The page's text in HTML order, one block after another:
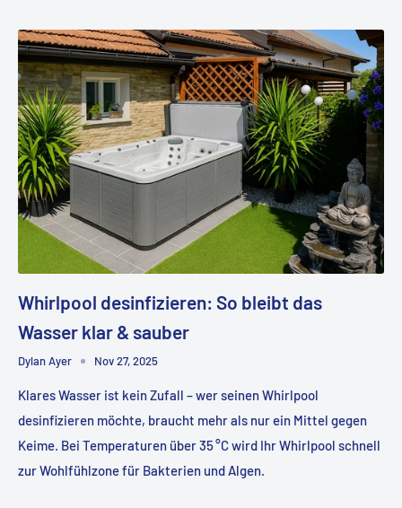
Whirlpool desinfizieren: So bleibt das
Wasser klar & sauber
Dylan Ayer Nov 27, 2025
Klares Wasser ist kein Zufall – wer seinen Whirlpool
desinfizieren möchte, braucht mehr als nur ein Mittel gegen
Keime. Bei Temperaturen über 35 °C wird Ihr Whirlpool schnell
zur Wohlfühlzone für Bakterien und Algen.